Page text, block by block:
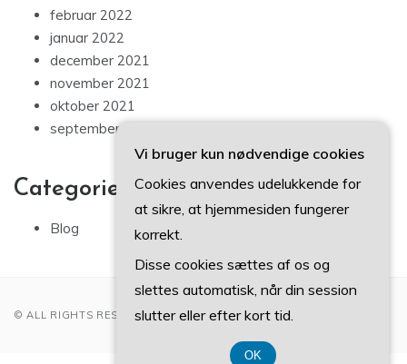
februar 2022
januar 2022
december 2021
november 2021
oktober 2021
september 2021
Categories
Blog
© ALL RIGHTS RESERVED 2022
Vi bruger kun nødvendige cookies
Cookies anvendes udelukkende for
at sikre, at hjemmesiden fungerer
korrekt.
Disse cookies sættes af os og
slettes automatisk, når din session
slutter eller efter kort tid.
OK